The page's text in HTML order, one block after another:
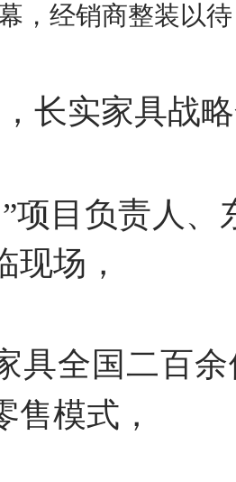
，经销商整装以待
长实家具战
”项目负责人、
现场，
具全国二百
售模式，